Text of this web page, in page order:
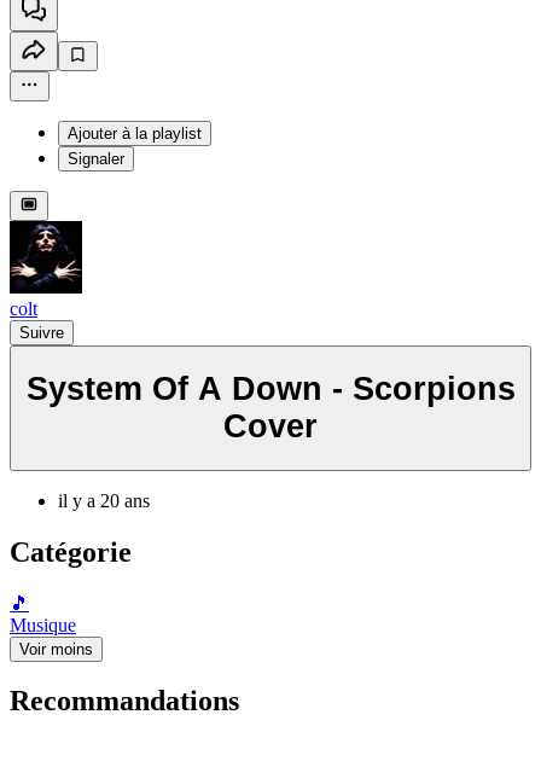
Ajouter à la playlist
Signaler
colt
Suivre
System Of A Down - Scorpions
Cover
il y a 20 ans
Catégorie
🎵
Musique
Voir moins
Recommandations